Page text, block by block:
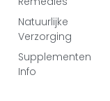
Natuurlijke
Verzorging
Supplementen
Info